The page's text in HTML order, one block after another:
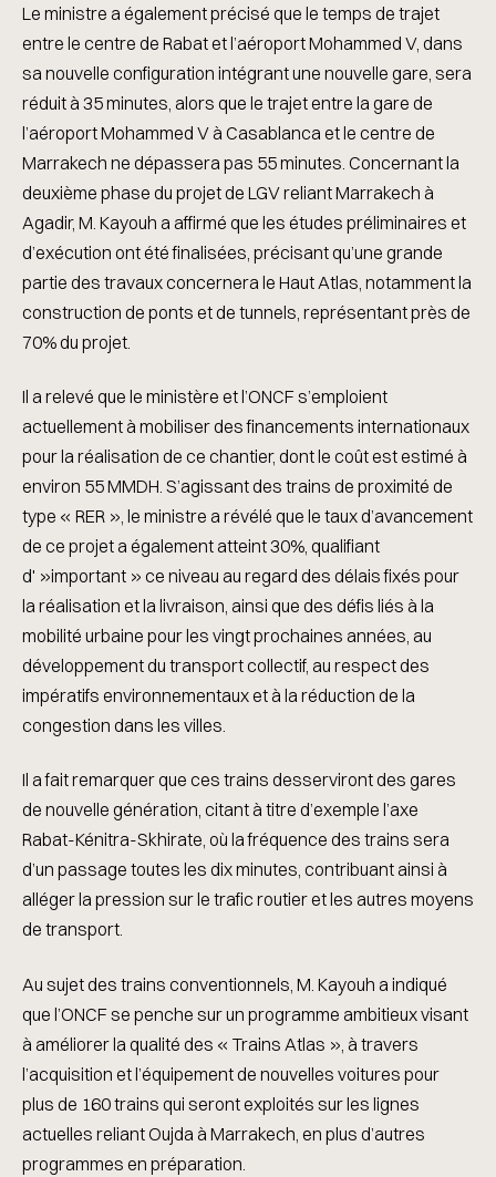
Le ministre a également précisé que le temps de trajet
entre le centre de Rabat et l’aéroport Mohammed V, dans
sa nouvelle configuration intégrant une nouvelle gare, sera
réduit à 35 minutes, alors que le trajet entre la gare de
l’aéroport Mohammed V à Casablanca et le centre de
Marrakech ne dépassera pas 55 minutes. Concernant la
deuxième phase du projet de LGV reliant Marrakech à
Agadir, M. Kayouh a affirmé que les études préliminaires et
d’exécution ont été finalisées, précisant qu’une grande
partie des travaux concernera le Haut Atlas, notamment la
construction de ponts et de tunnels, représentant près de
70% du projet.
Il a relevé que le ministère et l’ONCF s’emploient
actuellement à mobiliser des financements internationaux
pour la réalisation de ce chantier, dont le coût est estimé à
environ 55 MMDH. S’agissant des trains de proximité de
type « RER », le ministre a révélé que le taux d’avancement
de ce projet a également atteint 30%, qualifiant
d' »important » ce niveau au regard des délais fixés pour
la réalisation et la livraison, ainsi que des défis liés à la
mobilité urbaine pour les vingt prochaines années, au
développement du transport collectif, au respect des
impératifs environnementaux et à la réduction de la
congestion dans les villes.
Il a fait remarquer que ces trains desserviront des gares
de nouvelle génération, citant à titre d’exemple l’axe
Rabat-Kénitra-Skhirate, où la fréquence des trains sera
d’un passage toutes les dix minutes, contribuant ainsi à
alléger la pression sur le trafic routier et les autres moyens
de transport.
Au sujet des trains conventionnels, M. Kayouh a indiqué
que l’ONCF se penche sur un programme ambitieux visant
à améliorer la qualité des « Trains Atlas », à travers
l’acquisition et l’équipement de nouvelles voitures pour
plus de 160 trains qui seront exploités sur les lignes
actuelles reliant Oujda à Marrakech, en plus d’autres
programmes en préparation.